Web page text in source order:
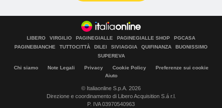
LIBERO VIRGILIO PAGINEGIALLE PAGINEGIALLE SHOP
PGCASA
PAGINEBIANCHE
TUTTOCITTÀ DILEI SIVIAGGIA QUIFINANZA
BUONISSIMO
SUPEREVA
Chi siamo Note Legali Privacy Cookie Policy
Preferenze sui cookie
Aiuto
© Italiaonline S.p.A. 2026
Direzione e coordinamento di Libero Acquisition S.á r.l.
P. IVA 03970540963